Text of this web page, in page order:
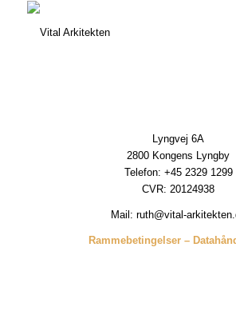
Lyngvej 6A
2800 Kongens Lyngby
Telefon: +45 2329 1299
CVR: 20124938
Mail: ruth@vital-
Rammebetingelser –